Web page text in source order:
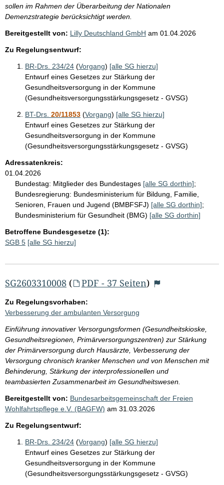
sollen im Rahmen der Überarbeitung der Nationalen
Demenzstrategie berücksichtigt werden.
Bereitgestellt von: Lilly Deutschland GmbH am 01.04.2026
Zu Regelungsentwurf:
BR-Drs. 234/24 (Vorgang) [alle SG hierzu]
Entwurf eines Gesetzes zur Stärkung der
Gesundheitsversorgung in der Kommune
(Gesundheitsversorgungsstärkungsgesetz - GVSG)
BT-Drs. 20/11853 (Vorgang) [alle SG hierzu]
Entwurf eines Gesetzes zur Stärkung der
Gesundheitsversorgung in der Kommune
(Gesundheitsversorgungsstärkungsgesetz - GVSG)
Adressatenkreis:
01.04.2026
Bundestag: Mitglieder des Bundestages [alle SG dorthin];
Bundesregierung: Bundesministerium für Bildung, Familie,
Senioren, Frauen und Jugend (BMBFSFJ) [alle SG dorthin];
Bundesministerium für Gesundheit (BMG) [alle SG dorthin]
Betroffene Bundesgesetze (1):
SGB 5 [alle SG hierzu]
SG2603310008 ( PDF - 37 Seiten)
Zu Regelungsvorhaben:
Verbesserung der ambulanten Versorgung
Einführung innovativer Versorgungsformen (Gesundheitskioske,
Gesundheitsregionen, Primärversorgungszentren) zur Stärkung
der Primärversorgung durch Hausärzte, Verbesserung der
Versorgung chronisch kranker Menschen und von Menschen mit
Behinderung, Stärkung der interprofessionellen und
teambasierten Zusammenarbeit im Gesundheitswesen.
Bereitgestellt von: Bundesarbeitsgemeinschaft der Freien
Wohlfahrtspflege e.V. (BAGFW) am 31.03.2026
Zu Regelungsentwurf:
BR-Drs. 234/24 (Vorgang) [alle SG hierzu]
Entwurf eines Gesetzes zur Stärkung der
Gesundheitsversorgung in der Kommune
(Gesundheitsversorgungsstärkungsgesetz - GVSG)